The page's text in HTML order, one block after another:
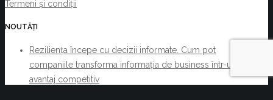
Termeni și condiții
NOUTĂȚI
Reziliența începe cu decizii informate. Cum pot
companiile transforma informația de business într-un
avantaj competitiv